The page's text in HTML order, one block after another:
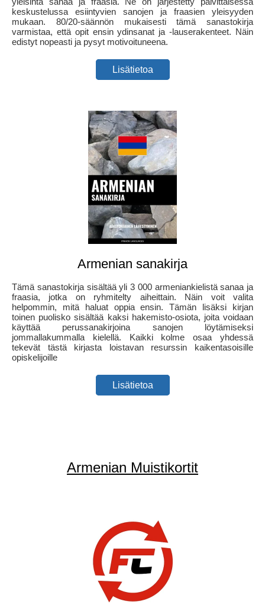
keskustelussa esiintyvien sanojen ja fraasien yleisyyden
mukaan. 80/20-säännön mukaisesti tämä sanastokirja
varmistaa, että opit ensin ydinsanat ja -lauserakenteet. Näin
edistyt nopeasti ja pysyt motivoituneena.
Lisätietoa
Armenian sanakirja
Tämä sanastokirja sisältää yli 3 000 armeniankielistä sanaa ja
fraasia, jotka on ryhmitelty aiheittain. Näin voit valita
helpommin, mitä haluat oppia ensin. Tämän lisäksi kirjan
toinen puolisko sisältää kaksi hakemisto-osiota, joita voidaan
käyttää perussanakirjoina sanojen löytämiseksi
jommallakummalla kielellä. Kaikki kolme osaa yhdessä
tekevät tästä kirjasta loistavan resurssin kaikentasoisille
opiskelijoille
Lisätietoa
Armenian Muistikortit